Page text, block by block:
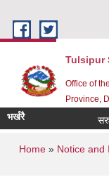
Tulsipur
Office of
Province,
भर्खरै
You are
Home » Notice and